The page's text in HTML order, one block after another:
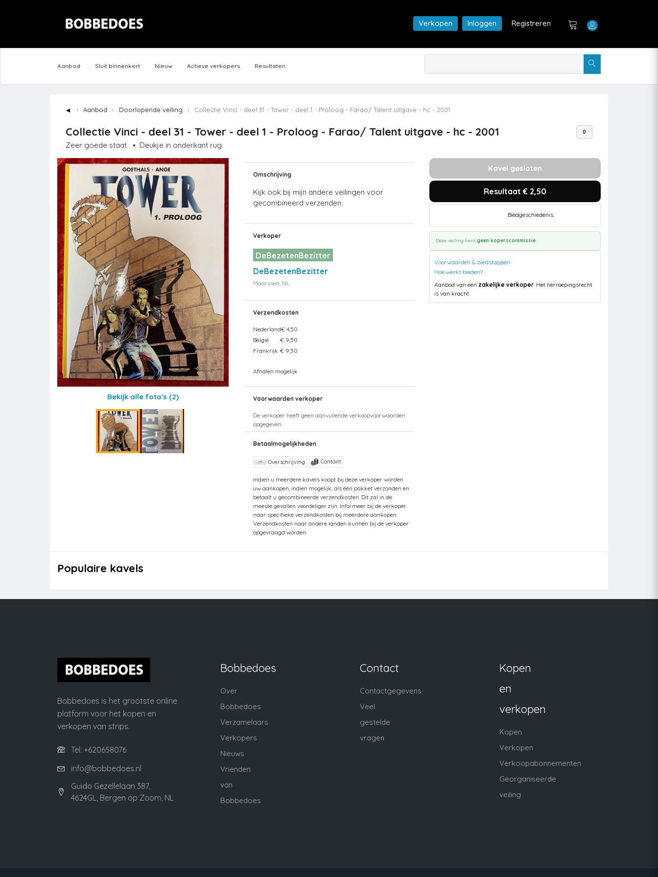
Verkopen Inloggen Registreren
Aanbod Sluit binnenkort Nieuw Actieve verkopers Resultaten
◄ Aanbod Doorlopende veiling Collectie Vinci - deel 31 - Tower - deel 1 - Proloog - Farao/ Talent uitgave - hc - 2001
Collectie Vinci - deel 31 - Tower - deel 1 - Proloog - Farao/ Talent uitgave - hc - 2001
Zeer goede staat • Deukje in onderkant rug.
0
Bekijk alle foto's (2)
Omschrijving
Kijk ook bij mijn andere veilingen voor
gecombineerd verzenden.
Verkoper
DeBezetenBezitter
DeBezetenBezitter
Maarssen, NL
Verzendkosten
Nederland€ 4,50
België
€ 9,50
Frankrijk € 9,50
Afhalen mogelijk
Voorwaarden verkoper
De verkoper heeft geen aanvullende verkoopvoorwaarden
opgegeven.
Betaalmogelijkheden
Overschrijving Contant
Indien u meerdere kavels koopt bij deze verkoper worden
uw aankopen, indien mogelijk, als één pakket verzonden en
betaalt u gecombineerde verzendkosten. Dit zal in de
meeste gevallen voordeliger zijn. Informeer bij de verkoper
naar specifieke verzendkosten bij meerdere aankopen.
Verzendkosten naar andere landen kunnen bij de verkoper
opgevraagd worden.
Kavel gesloten
Resultaat € 2,50
Biedgeschiedenis:
Deze veiling kent geen koperscommissie.
Voorwaarden & biedstappen
Hoe werkt bieden?
Aanbod van een zakelijke verkoper. Het herroepingsrecht
is van kracht.
Populaire kavels
Bobbedoes is het grootste online
platform voor het kopen en
verkopen van strips.
Tel: +620658076
info@bobbedoes.nl
Guido Gezellelaan 387,
4624GL, Bergen op Zoom, NL
Bobbedoes
Over
Bobbedoes
Verzamelaars
Verkopers
Nieuws
Vrienden
van
Bobbedoes
Contact
Contactgegevens
Veel
gestelde
vragen
Kopen
en
verkopen
Kopen
Verkopen
Verkoopabonnementen
Georganiseerde
veiling